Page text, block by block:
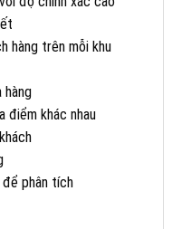
hàng trên mỗi khu
hàng
điểm khác nhau
khách
để phân tích